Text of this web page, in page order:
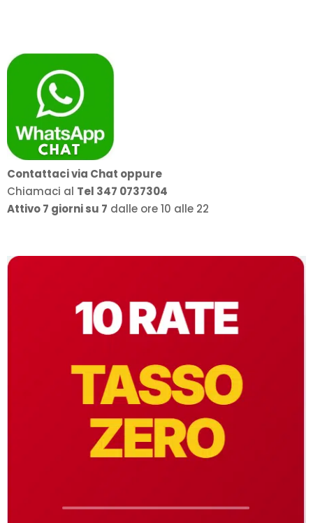
a
1.269,00€
Contattaci via Chat oppure
Chiamaci al Tel 347 0737304
Attivo 7 giorni su 7 dalle ore 10 alle 22